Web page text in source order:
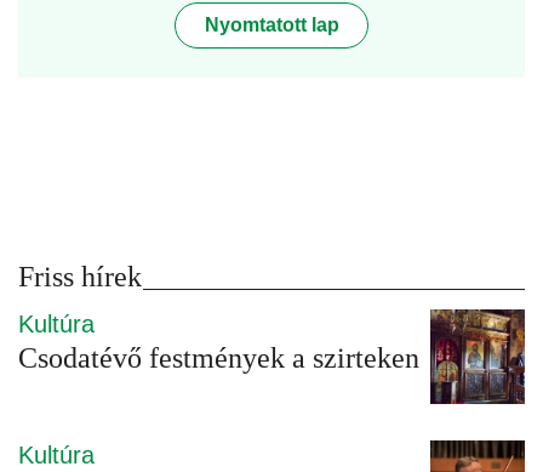
Nyomtatott lap
Friss hírek
Kultúra
Csodatévő festmények a szirteken
Kultúra